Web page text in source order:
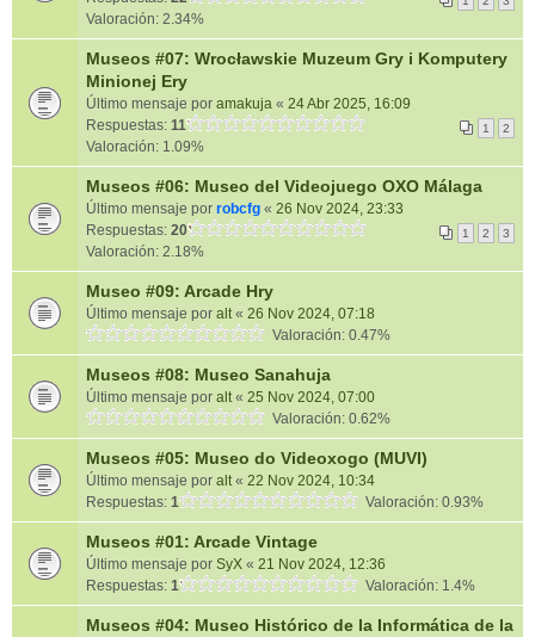
Valoración: 2.34%
Museos #07: Wrocławskie Muzeum Gry i Komputery
Minionej Ery
Último mensaje por amakuja « 24 Abr 2025, 16:09
Respuestas: 11 1 2
Valoración: 1.09%
Museos #06: Museo del Videojuego OXO Málaga
Último mensaje por robcfg « 26 Nov 2024, 23:33
Respuestas: 20 1 2 3
Valoración: 2.18%
Museo #09: Arcade Hry
Último mensaje por alt« 26 Nov 2024, 07:18
Valoración: 0.47%
Museos #08: Museo Sanahuja
Último mensaje por alt« 25 Nov 2024, 07:00
Valoración: 0.62%
Museos #05: Museo do Videoxogo (MUVI)
Último mensaje por alt« 22 Nov 2024, 10:34
Respuestas: 1 Valoración: 0.93%
Museos #01: Arcade Vintage
Último mensaje por SyX « 21 Nov 2024, 12:36
Respuestas: 1 Valoración: 1.4%
Museos #04: Museo Histórico de la Informática de la